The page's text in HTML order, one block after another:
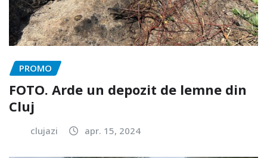
PROMO
FOTO. Arde un depozit de lemne din
Cluj
clujazi apr. 15, 2024